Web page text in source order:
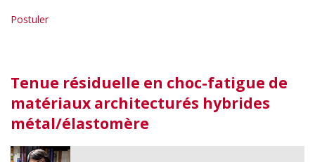
Postuler
Tenue résiduelle en choc-fatigue de
matériaux architecturés hybrides
métal/élastomère